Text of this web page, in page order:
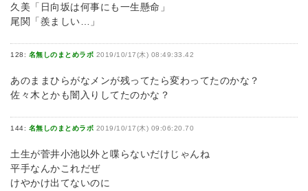
久美「日向坂は何事にも一生懸命」
尾関「羨ましい…」
128: 名無しのまとめラボ 2019/10/17(木) 08:49:33.42
あのままひらがなメンが残ってたら変わってたのかな？
佐々木とかも闇入りしてたのかな？
144: 名無しのまとめラボ 2019/10/17(木) 09:06:20.70
土生が菅井小池以外と喋らないだけじゃんね
平手なんかこれだぜ
けやかけ出てないのに